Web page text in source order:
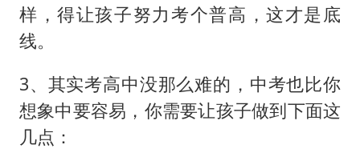
样，得让孩子努力考个普高，这才是底
线。
3、其实考高中没那么难的，中考也比你
想象中要容易，你需要让孩子做到下面这
几点：